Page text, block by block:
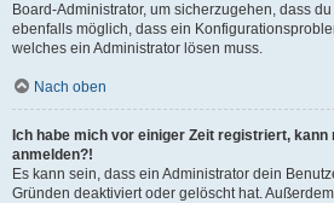
Board-Administrator, um sicherzugehen, dass
ebenfalls möglich, dass ein
welches ein Administrator lösen muss.
Nach oben
Ich habe mich vor einiger Zeit registriert,
anmelden?!
Es kann sein, dass ein Administrator dein
Gründen deaktiviert oder gelöscht hat.